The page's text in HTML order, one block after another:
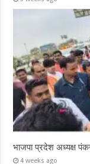
भाजपा प्रदेश अध्यक्ष
4 weeks ago